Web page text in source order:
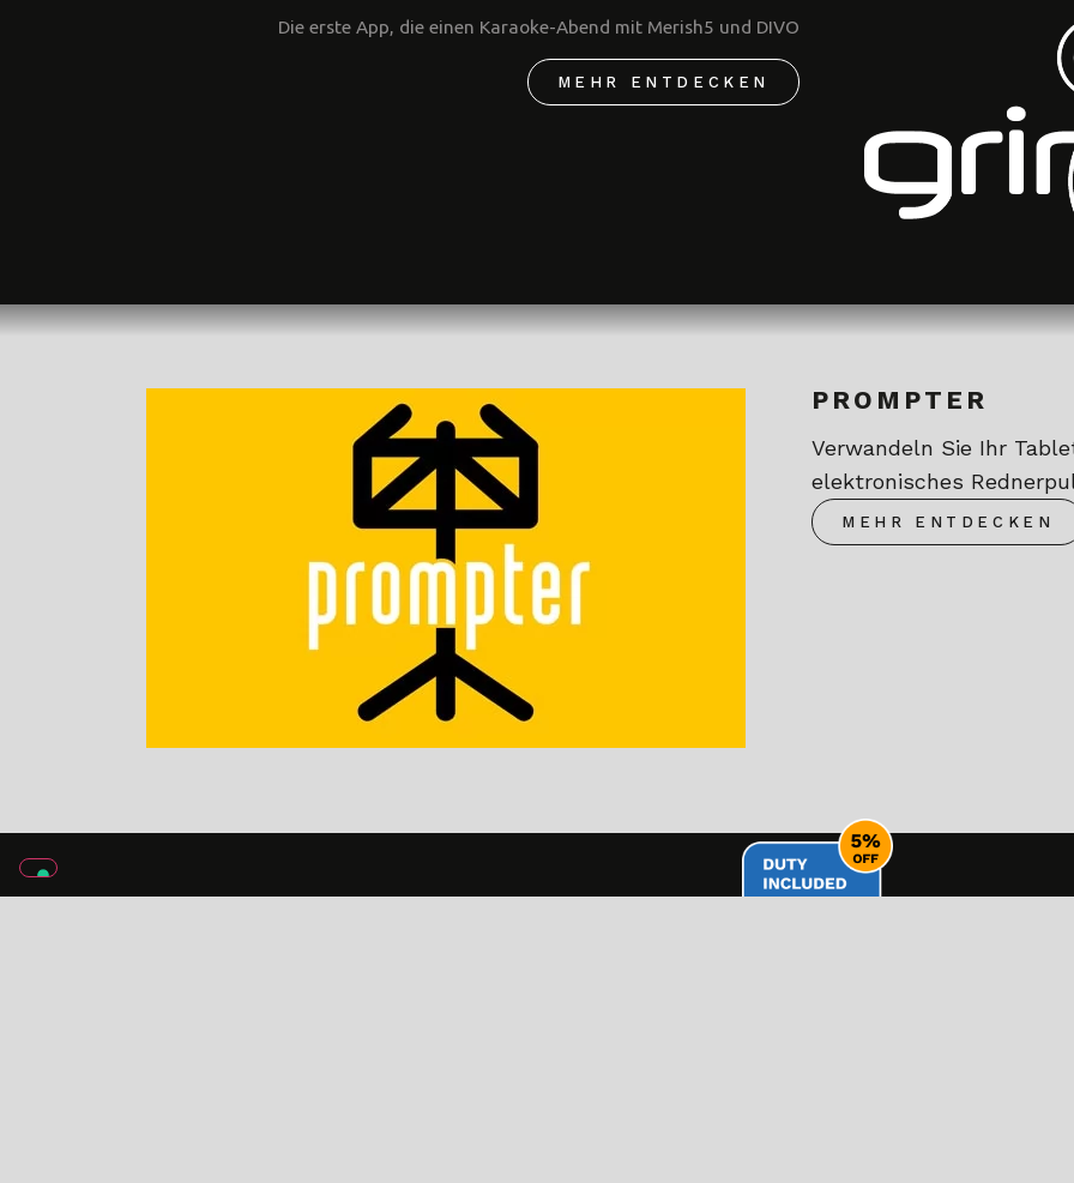
Die erste App, die einen Karaoke-Abend mit Merish5 und DIVO
MEHR ENTDECKEN
PROMPTER
Verwandeln Sie Ihr
elektronisches
MEHR ENTDECKEN